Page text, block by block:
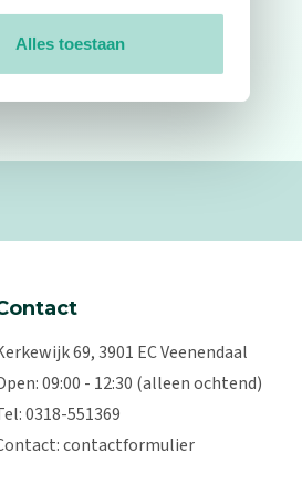
Alles toestaan
69, 3901 EC Veenendaal
09:00 - 12:30 (alleen ochtend)
0318-551369
contactformulier